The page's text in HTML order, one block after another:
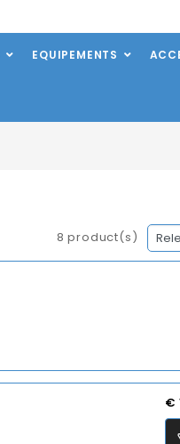
EQUIPEMENTS
8 product(s)
€